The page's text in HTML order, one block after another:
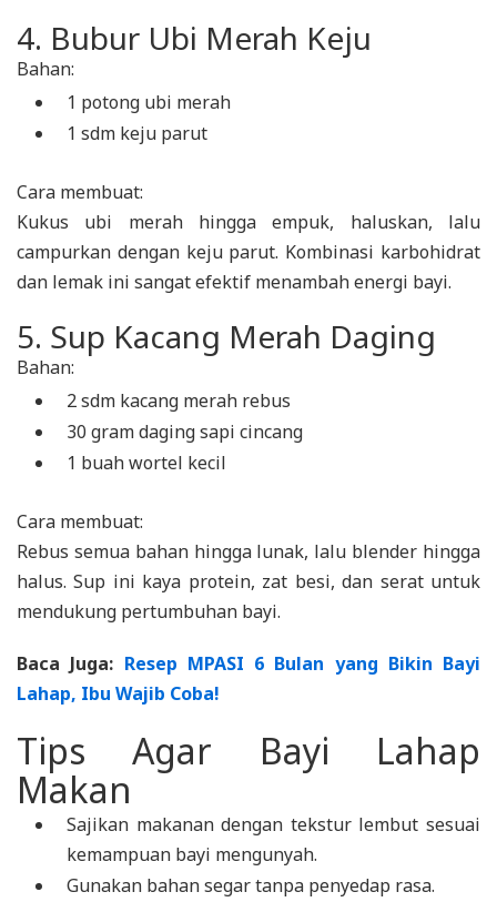
4. Bubur Ubi Merah Keju
Bahan:
1 potong ubi merah
1 sdm keju parut
Cara membuat:
Kukus ubi merah hingga empuk, haluskan, lalu
campurkan dengan keju parut. Kombinasi karbohidrat
dan lemak ini sangat efektif menambah energi bayi.
5. Sup Kacang Merah Daging
Bahan:
2 sdm kacang merah rebus
30 gram daging sapi cincang
1 buah wortel kecil
Cara membuat:
Rebus semua bahan hingga lunak, lalu blender hingga
halus. Sup ini kaya protein, zat besi, dan serat untuk
mendukung pertumbuhan bayi.
Baca Juga: Resep MPASI 6 Bulan yang Bikin Bayi
Lahap, Ibu Wajib Coba!
Tips Agar Bayi Lahap
Makan
Sajikan makanan dengan tekstur lembut sesuai
kemampuan bayi mengunyah.
Gunakan bahan segar tanpa penyedap rasa.